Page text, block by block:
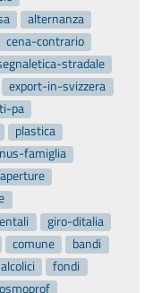
alternanza
cena-contrario
stradale
export-in-svizzera
pa
plastica
famiglia
giro-ditalia
comune
bandi
alcolici
fondi